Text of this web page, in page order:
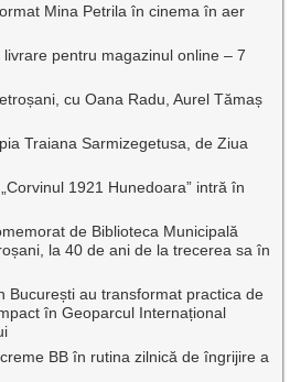
Mina Petrila în cinema în aer
pentru magazinul online – 7
cu Oana Radu, Aurel Tămaș
Traiana Sarmizegetusa, de Ziua
1921 Hunedoara” intră în
de Biblioteca Municipală
la 40 de ani de la trecerea sa în
București au transformat practica de
în Geoparcul Internațional
BB în rutina zilnică de îngrijire a